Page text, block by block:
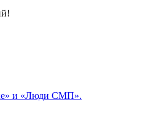
и «Люди СМП».